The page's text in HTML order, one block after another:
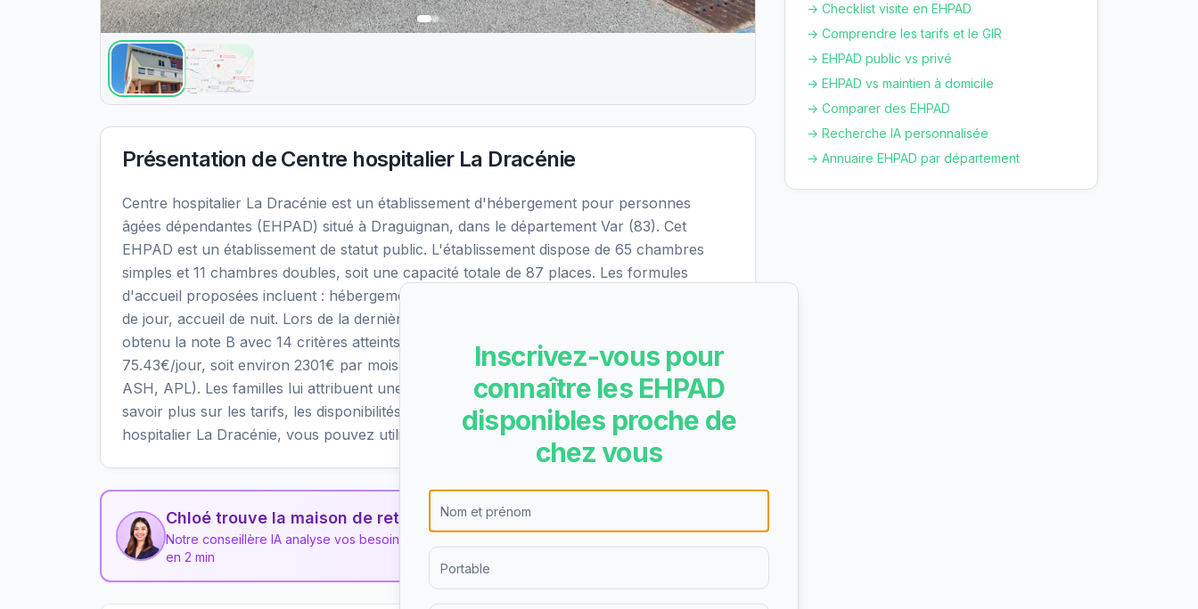
Présentation de Centre hospitalier La Dracénie
Centre hospitalier La Dracénie est un établissement d'hébergement pour personnes
âgées dépendantes (EHPAD) situé à Draguignan, dans le département Var (83). Cet
EHPAD est un établissement de statut public. L'établissement dispose de 65 chambres
simples et 11 chambres doubles, soit une capacité totale de 87 places. Les formules
d'accueil proposées incluent : hébergement permanent, hébergement temporaire, accueil
de jour, accueil de nuit. Lors de la dernière évaluation qualité nationale, cet EHPAD a
obtenu la note B avec 14 critères atteints sur 18. Le tarif journalier minimum est de
75.43€/jour, soit environ 2301€ par mois avant déduction des aides financières (APA,
ASH, APL). Les familles lui attribuent une note de 3/5 sur Google (671 avis). Pour en
savoir plus sur les tarifs, les disponibilités et les conditions d'admission de Centre
hospitalier La Dracénie, vous pouvez utiliser notre service d'accompagnement gratuit.
Chloé trouve la maison de retraite idéale pour vous
Notre conseillère IA analyse vos besoins et vous recommande les 3 meilleurs établissements
en 2 min
→
→ Checklist visite en EHPAD
→ Comprendre les tarifs et le GIR
→ EHPAD public vs privé
→ EHPAD vs maintien à domicile
→ Comparer des EHPAD
→ Recherche IA personnalisée
→ Annuaire EHPAD par département
Inscrivez-vous pour
connaître les EHPAD
disponibles proche de
chez vous